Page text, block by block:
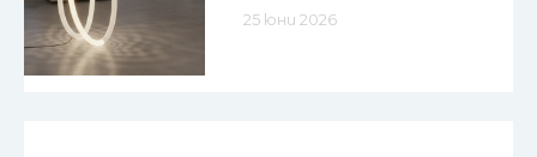
25 юни 2026